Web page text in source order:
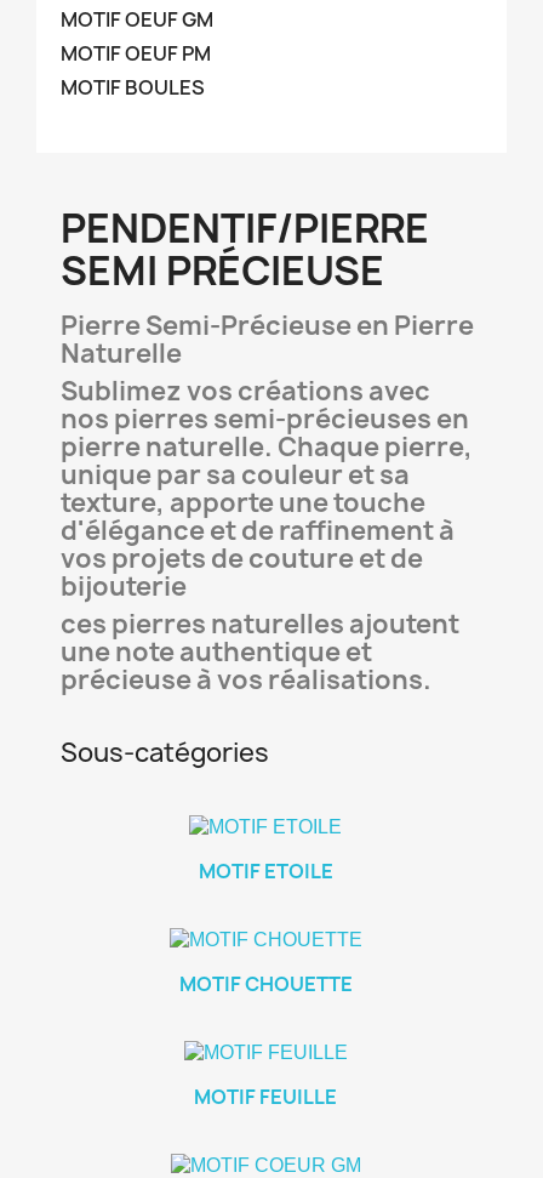
MOTIF OEUF GM
MOTIF OEUF PM
MOTIF BOULES
PENDENTIF/PIERRE
SEMI PRÉCIEUSE
Pierre Semi-Précieuse en Pierre
Naturelle
Sublimez vos créations avec
nos pierres semi-précieuses en
pierre naturelle. Chaque pierre,
unique par sa couleur et sa
texture, apporte une touche
d'élégance et de raffinement à
vos projets de couture et de
bijouterie
ces pierres naturelles ajoutent
une note authentique et
précieuse à vos réalisations.
Sous-catégories
MOTIF ETOILE
MOTIF CHOUETTE
MOTIF FEUILLE